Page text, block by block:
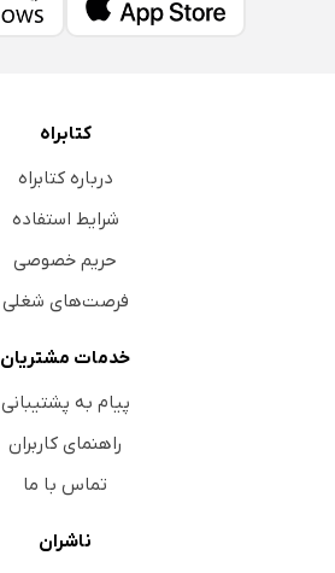
کتابراه
درباره کتابراه
شرایط استفاده
حریم خصوصی
فرصت‌های شغلی
خدمات مشتریان
پیام به پشتیبانی
راهنمای کاربران
تماس با ما
ناشران